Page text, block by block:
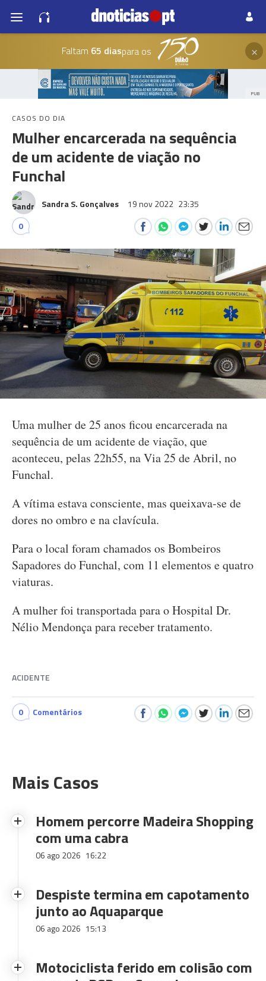
Faltam 65 diaspara os ×
PUB
CASOS DO DIA
Mulher encarcerada na sequência
de um acidente de viação no
Funchal
Sandra S. Gonçalves 19 nov 2022 23:35
0
Uma mulher de 25 anos ficou encarcerada na
sequência de um acidente de viação, que
aconteceu, pelas 22h55, na Via 25 de Abril, no
Funchal.
A vítima estava consciente, mas queixava-se de
dores no ombro e na clavícula.
Para o local foram chamados os Bombeiros
Sapadores do Funchal, com 11 elementos e quatro
viaturas.
A mulher foi transportada para o Hospital Dr.
Nélio Mendonça para receber tratamento.
ACIDENTE
0 Comentários
Mais Casos
Homem percorre Madeira Shopping
com uma cabra
06 ago 2026 16:22
Despiste termina em capotamento
junto ao Aquaparque
06 ago 2026 15:13
Motociclista ferido em colisão com